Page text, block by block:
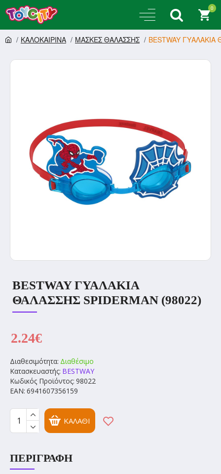
0
ΚΑΛΟΚΑΙΡΙΝΑ ΜΑΣΚΕΣ ΘΑΛΑΣΣΗΣ BESTWAY ΓΥΑΛΑΚΙΑ
BESTWAY ΓΥΑΛΑΚΙΑ
ΘΑΛΑΣΣΗΣ SPIDERMAN (98022)
Διαθεσιμότητα: Διαθέσιμο
Κατασκευαστής: BESTWAY
Κωδικός Προϊόντος: 98022
EAN: 6941607356159
2.24€
ΚΑΛΆΘΙ
ΠΕΡΙΓΡΑΦΉ